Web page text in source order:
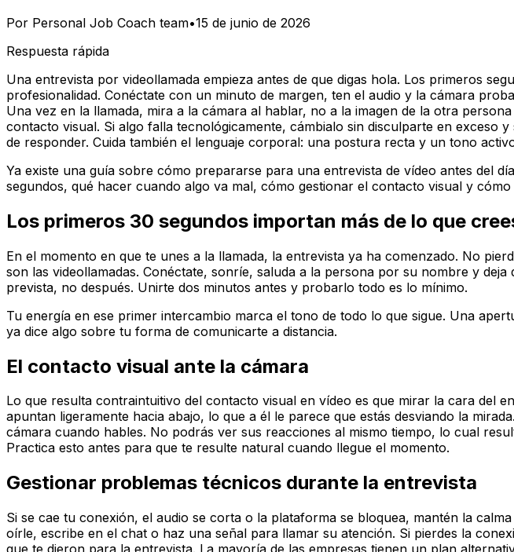
Por Personal Job Coach team•15 de junio de 2026
Respuesta rápida
Una entrevista por videollamada empieza antes de que digas hola. Los primeros
profesionalidad. Conéctate con un minuto de margen, ten el audio y la cámara
Una vez en la llamada, mira a la cámara al hablar, no a la imagen de la otra
contacto visual. Si algo falla tecnológicamente, cámbialo sin disculparte en exceso
de responder. Cuida también el lenguaje corporal: una postura recta y un tono
Ya existe una guía sobre cómo prepararse para una entrevista de vídeo antes del
segundos, qué hacer cuando algo va mal, cómo gestionar el contacto visual y
Los primeros 30 segundos importan más de lo que
En el momento en que te unes a la llamada, la entrevista ya ha comenzado. No
son las videollamadas. Conéctate, sonríe, saluda a la persona por su nombre y
prevista, no después. Unirte dos minutos antes y probarlo todo es lo mínimo.
Tu energía en ese primer intercambio marca el tono de todo lo que sigue. Una
ya dice algo sobre tu forma de comunicarte a distancia.
El contacto visual ante la cámara
Lo que resulta contraintuitivo del contacto visual en vídeo es que mirar la cara del
apuntan ligeramente hacia abajo, lo que a él le parece que estás desviando la
cámara cuando hables. No podrás ver sus reacciones al mismo tiempo, lo cual
Practica esto antes para que te resulte natural cuando llegue el momento.
Gestionar problemas técnicos durante la entrevista
Si se cae tu conexión, el audio se corta o la plataforma se bloquea, mantén la
oírle, escribe en el chat o haz una señal para llamar su atención. Si pierdes la